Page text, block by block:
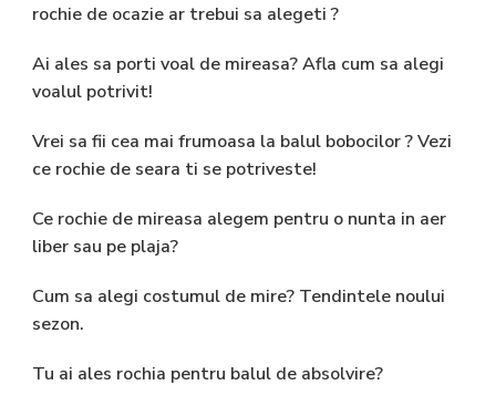
rochie de ocazie ar trebui sa alegeti ?
Ai ales sa porti voal de mireasa? Afla cum sa alegi
voalul potrivit!
Vrei sa fii cea mai frumoasa la balul bobocilor ? Vezi
ce rochie de seara ti se potriveste!
Ce rochie de mireasa alegem pentru o nunta in aer
liber sau pe plaja?
Cum sa alegi costumul de mire? Tendintele noului
sezon.
Tu ai ales rochia pentru balul de absolvire?